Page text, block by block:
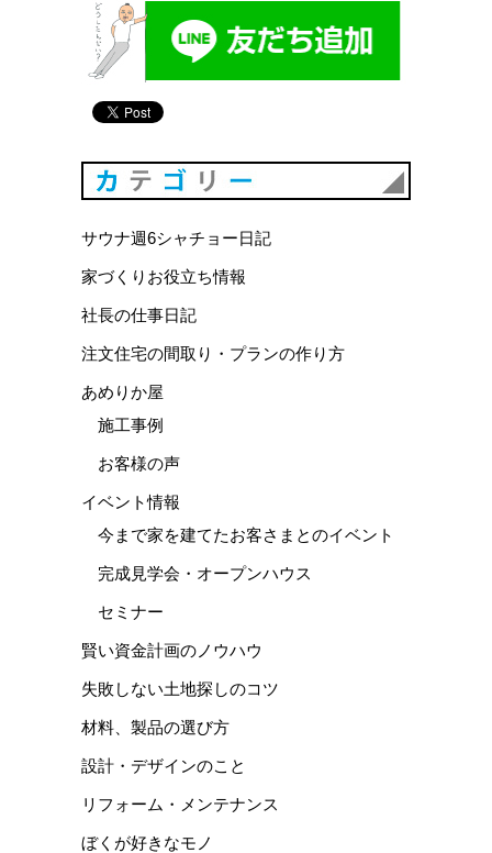
サウナ週6シャチョー日記
家づくりお役立ち情報
社長の仕事日記
注文住宅の間取り・プランの作り方
あめりか屋
施工事例
お客様の声
イベント情報
今まで家を建てたお客さまとのイベント
完成見学会・オープンハウス
セミナー
賢い資金計画のノウハウ
失敗しない土地探しのコツ
材料、製品の選び方
設計・デザインのこと
リフォーム・メンテナンス
ぼくが好きなモノ